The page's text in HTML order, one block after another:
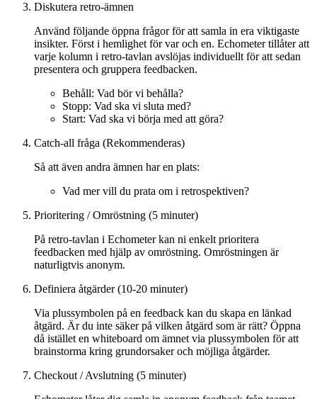
Diskutera retro-ämnen
Använd följande öppna frågor för att samla in era viktigaste
insikter. Först i hemlighet för var och en. Echometer tillåter att
varje kolumn i retro-tavlan avslöjas individuellt för att sedan
presentera och gruppera feedbacken.
Behåll: Vad bör vi behålla?
Stopp: Vad ska vi sluta med?
Start: Vad ska vi börja med att göra?
Catch-all fråga (Rekommenderas)
Så att även andra ämnen har en plats:
Vad mer vill du prata om i retrospektiven?
Prioritering / Omröstning (5 minuter)
På retro-tavlan i Echometer kan ni enkelt prioritera
feedbacken med hjälp av omröstning. Omröstningen är
naturligtvis anonym.
Definiera åtgärder (10-20 minuter)
Via plussymbolen på en feedback kan du skapa en länkad
åtgärd. Är du inte säker på vilken åtgärd som är rätt? Öppna
då istället en whiteboard om ämnet via plussymbolen för att
brainstorma kring grundorsaker och möjliga åtgärder.
Checkout / Avslutning (5 minuter)